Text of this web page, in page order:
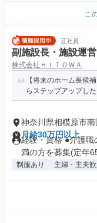
こ
正社員
副施設長・施設運
株式会社ＨＩＴＯＷＡ
【将来のホーム長候
らステップアップし
神奈川県相模原市
月給30万円以上
経験・資格 ●介護
満の方を募集(定年
制服あり 主婦・主夫